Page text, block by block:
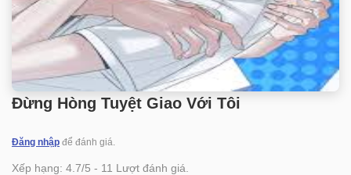
Đừng Hòng Tuyệt Giao Với Tôi
Đăng nhập để đánh giá.
Xếp hạng: 4.7/5 - 11 Lượt đánh giá.